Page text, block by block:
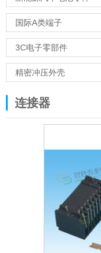
国际A类端子
3C电子零部件
精密冲压外壳
连接器